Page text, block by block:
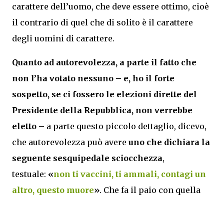
carattere dell’uomo, che deve essere ottimo, cioè
il contrario di quel che di solito è il carattere
degli uomini di carattere.
Quanto ad autorevolezza, a parte il fatto che
non l’ha votato nessuno – e, ho il forte
sospetto, se ci fossero le elezioni dirette del
Presidente della Repubblica, non verrebbe
eletto – a parte questo piccolo dettaglio, dicevo,
che autorevolezza può avere uno che dichiara la
seguente sesquipedale sciocchezza,
testuale: «non ti vaccini, ti ammali, contagi un
altro, questo muore». Che fa il paio con quella